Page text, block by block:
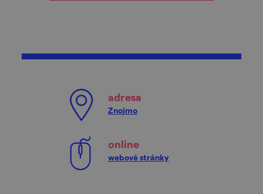
adresa
Znojmo
online
webové stránky